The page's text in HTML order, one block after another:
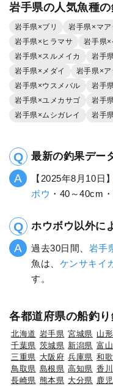
岩手県の人気魚種
岩手県×ブリ 岩手県×マア
岩手県×ヒラマサ
岩手県×
岩手県×スルメイカ
岩手
岩手県×メダイ
岩手県×ア
岩手県×ウスメバル
岩手
岩手県×ユメカサゴ
岩手
岩手県×ムシガレイ
岩手
最新の釣果デー
【2025年8月10日】
ボウ ・40～40cm
ホウボウ以外に
過去30日間、 岩手
魚は、 ケンサキイ
す。
各都道府県の船釣
北海道 岩手県 宮城県 山
千葉県 茨城県 新潟県 富
三重県 大阪府 兵庫県 和
鳥取県 島根県 高知県 香
長崎県 熊本県 大分県 鹿